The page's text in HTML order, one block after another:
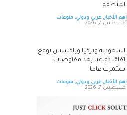
المنطقة
اهم الأخبار, عربي ودولي, منوعات
أغسطس 7, 2026
السعودية وتركيا وباكستان توقع
اتفاقا دفاعيا بعد مفاوضات
استمرت عاما
اهم الأخبار, عربي ودولي, منوعات
أغسطس 7, 2026